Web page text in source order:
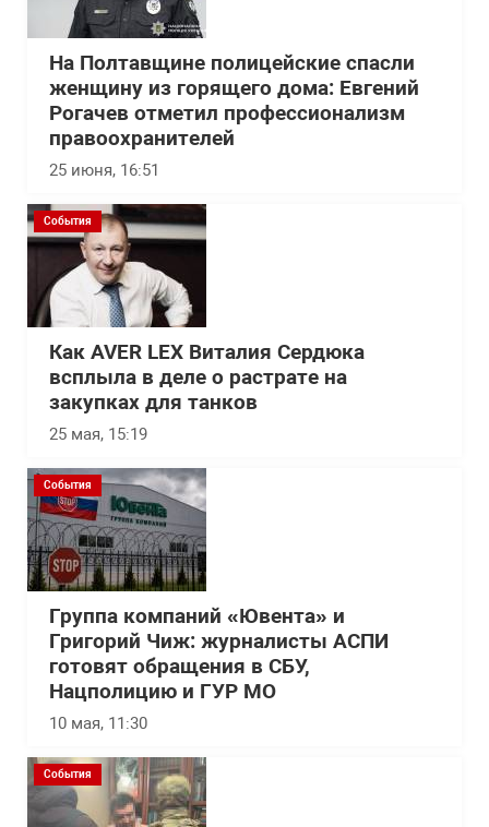
На Полтавщине полицейские спасли
женщину из горящего дома: Евгений
Рогачев отметил профессионализм
правоохранителей
25 июня, 16:51
События
Как AVER LEX Виталия Сердюка
всплыла в деле о растрате на
закупках для танков
25 мая, 15:19
События
Группа компаний «Ювента» и
Григорий Чиж: журналисты АСПИ
готовят обращения в СБУ,
Нацполицию и ГУР МО
10 мая, 11:30
События